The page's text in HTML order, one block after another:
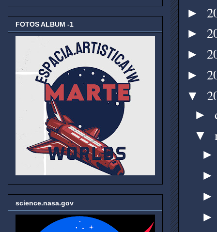
►
►
►
►
▼
►
▼
FOTOS ALBUM -1
science.nasa.gov